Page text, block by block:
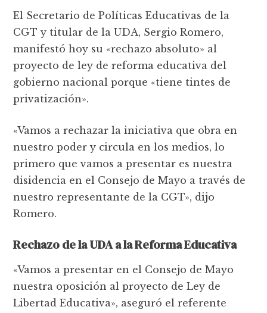
El Secretario de Políticas Educativas de la
CGT y titular de la UDA, Sergio Romero,
manifestó hoy su «rechazo absoluto» al
proyecto de ley de reforma educativa del
gobierno nacional porque «tiene tintes de
privatización».
«Vamos a rechazar la iniciativa que obra en
nuestro poder y circula en los medios, lo
primero que vamos a presentar es nuestra
disidencia en el Consejo de Mayo a través de
nuestro representante de la CGT», dijo
Romero.
Rechazo de la UDA a la Reforma Educativa
«Vamos a presentar en el Consejo de Mayo
nuestra oposición al proyecto de Ley de
Libertad Educativa», aseguró el referente